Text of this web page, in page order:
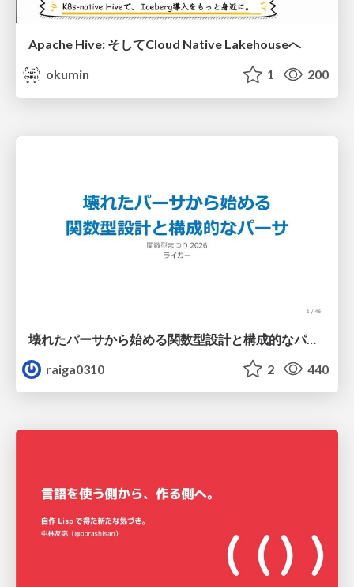
Apache Hive: そしてCloud Native Lakehouseへ
okumin
1 200
壊れたパーサから始める関数型設計と構成的なパーサ #fp_matsuri
raiga0310
2 440